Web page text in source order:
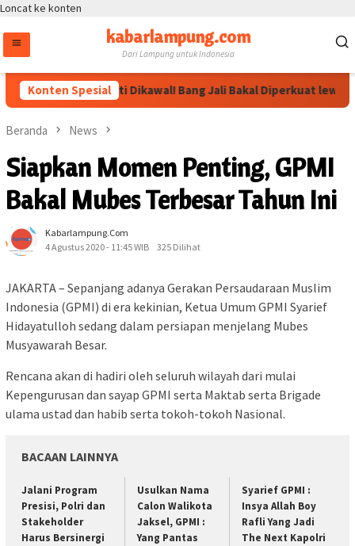
Loncat ke konten
kabarlampung.com
Dari Lampung untuk Indonesia
Konten Spesial
Arahan Megawati Dikawal! Bang Jali Bakal Diperkuat lewat
Beranda News
Siapkan Momen Penting, GPMI
Bakal Mubes Terbesar Tahun Ini
Kabarlampung.com
4 Agustus 2020 - 11:45 WIB
325 Dilihat
JAKARTA – Sepanjang adanya Gerakan Persaudaraan Muslim
Indonesia (GPMI) di era kekinian, Ketua Umum GPMI Syarief
Hidayatulloh sedang dalam persiapan menjelang Mubes
Musyawarah Besar.
Rencana akan di hadiri oleh seluruh wilayah dari mulai
Kepengurusan dan sayap GPMI serta Maktab serta Brigade
ulama ustad dan habib serta tokoh-tokoh Nasional.
BACAAN LAINNYA
Jalani Program
Presisi, Polri dan
Stakeholder
Harus Bersinergi
Usulkan Nama
Calon Walikota
Jaksel, GPMI :
Yang Pantas
Syarief GPMI :
Insya Allah Boy
Rafli Yang Jadi
The Next Kapolri